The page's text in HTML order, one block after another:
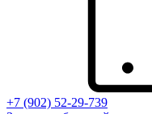
+7 (902) 52-29-739